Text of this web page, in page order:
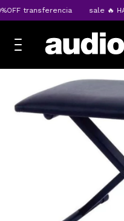
transferencia sale 🔥